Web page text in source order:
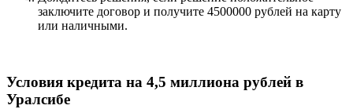
заключите договор и получите 4500000 рублей на карту
или наличными.
Условия кредита на 4,5 миллиона рублей в
Уралсибе